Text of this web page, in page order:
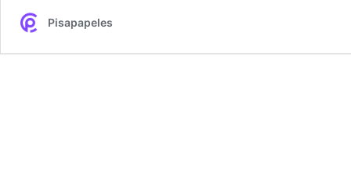
Pisapapeles